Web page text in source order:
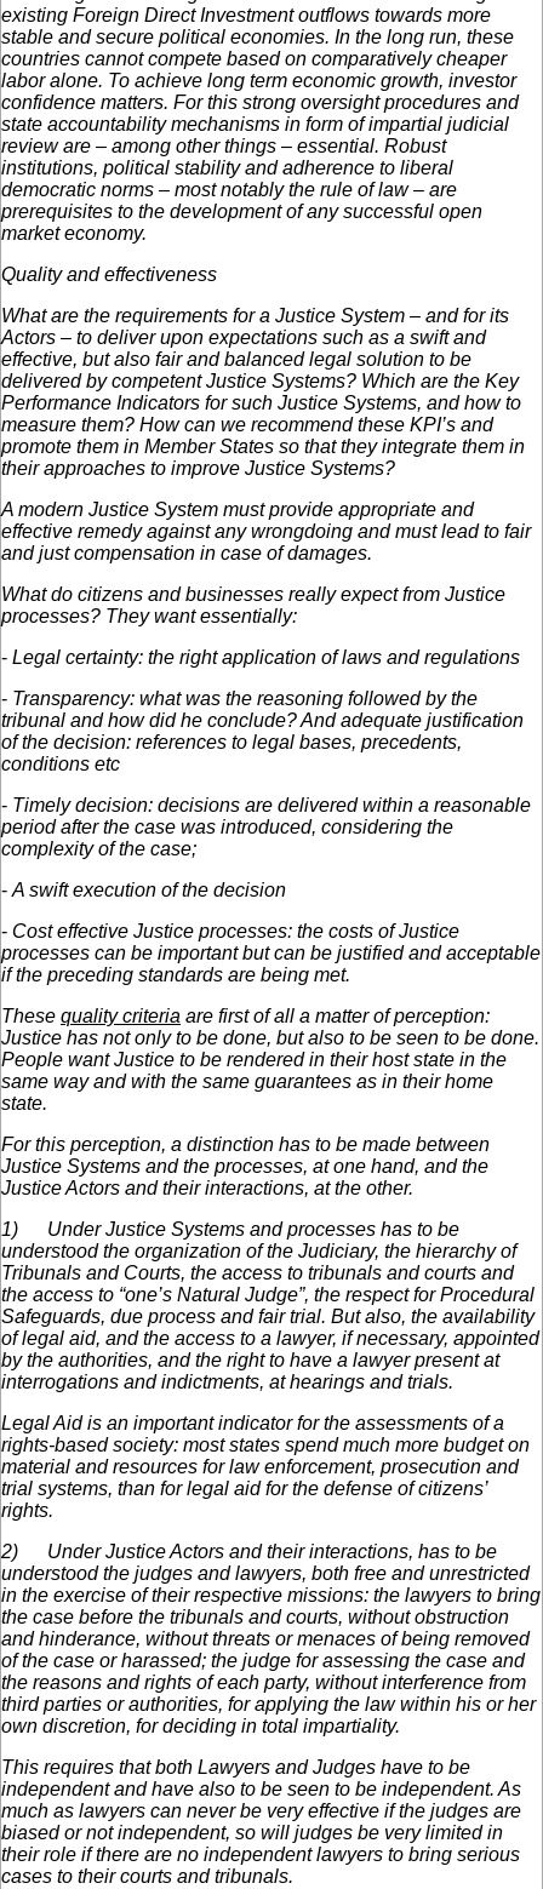
existing Foreign Direct Investment outflows towards more
stable and secure political economies. In the long run, these
countries cannot compete based on comparatively cheaper
labor alone. To achieve long term economic growth, investor
confidence matters. For this strong oversight procedures and
state accountability mechanisms in form of impartial judicial
review are – among other things – essential. Robust
institutions, political stability and adherence to liberal
democratic norms – most notably the rule of law – are
prerequisites to the development of any successful open
market economy.
Quality and effectiveness
What are the requirements for a Justice System – and for its
Actors – to deliver upon expectations such as a swift and
effective, but also fair and balanced legal solution to be
delivered by competent Justice Systems? Which are the Key
Performance Indicators for such Justice Systems, and how to
measure them? How can we recommend these KPI’s and
promote them in Member States so that they integrate them in
their approaches to improve Justice Systems?
A modern Justice System must provide appropriate and
effective remedy against any wrongdoing and must lead to fair
and just compensation in case of damages.
What do citizens and businesses really expect from Justice
processes? They want essentially:
- Legal certainty: the right application of laws and regulations
- Transparency: what was the reasoning followed by the
tribunal and how did he conclude? And adequate justification
of the decision: references to legal bases, precedents,
conditions etc
- Timely decision: decisions are delivered within a reasonable
period after the case was introduced, considering the
complexity of the case;
- A swift execution of the decision
- Cost effective Justice processes: the costs of Justice
processes can be important but can be justified and acceptable
if the preceding standards are being met.
These quality criteria are first of all a matter of perception:
Justice has not only to be done, but also to be seen to be done.
People want Justice to be rendered in their host state in the
same way and with the same guarantees as in their home
state.
For this perception, a distinction has to be made between
Justice Systems and the processes, at one hand, and the
Justice Actors and their interactions, at the other.
1) Under Justice Systems and processes has to be
understood the organization of the Judiciary, the hierarchy of
Tribunals and Courts, the access to tribunals and courts and
the access to “one’s Natural Judge”, the respect for Procedural
Safeguards, due process and fair trial. But also, the availability
of legal aid, and the access to a lawyer, if necessary, appointed
by the authorities, and the right to have a lawyer present at
interrogations and indictments, at hearings and trials.
Legal Aid is an important indicator for the assessments of a
rights-based society: most states spend much more budget on
material and resources for law enforcement, prosecution and
trial systems, than for legal aid for the defense of citizens’
rights.
2) Under Justice Actors and their interactions, has to be
understood the judges and lawyers, both free and unrestricted
in the exercise of their respective missions: the lawyers to bring
the case before the tribunals and courts, without obstruction
and hinderance, without threats or menaces of being removed
of the case or harassed; the judge for assessing the case and
the reasons and rights of each party, without interference from
third parties or authorities, for applying the law within his or her
own discretion, for deciding in total impartiality.
This requires that both Lawyers and Judges have to be
independent and have also to be seen to be independent. As
much as lawyers can never be very effective if the judges are
biased or not independent, so will judges be very limited in
their role if there are no independent lawyers to bring serious
cases to their courts and tribunals.